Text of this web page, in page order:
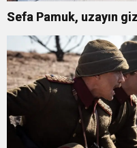
Sefa Pamuk, uzayın